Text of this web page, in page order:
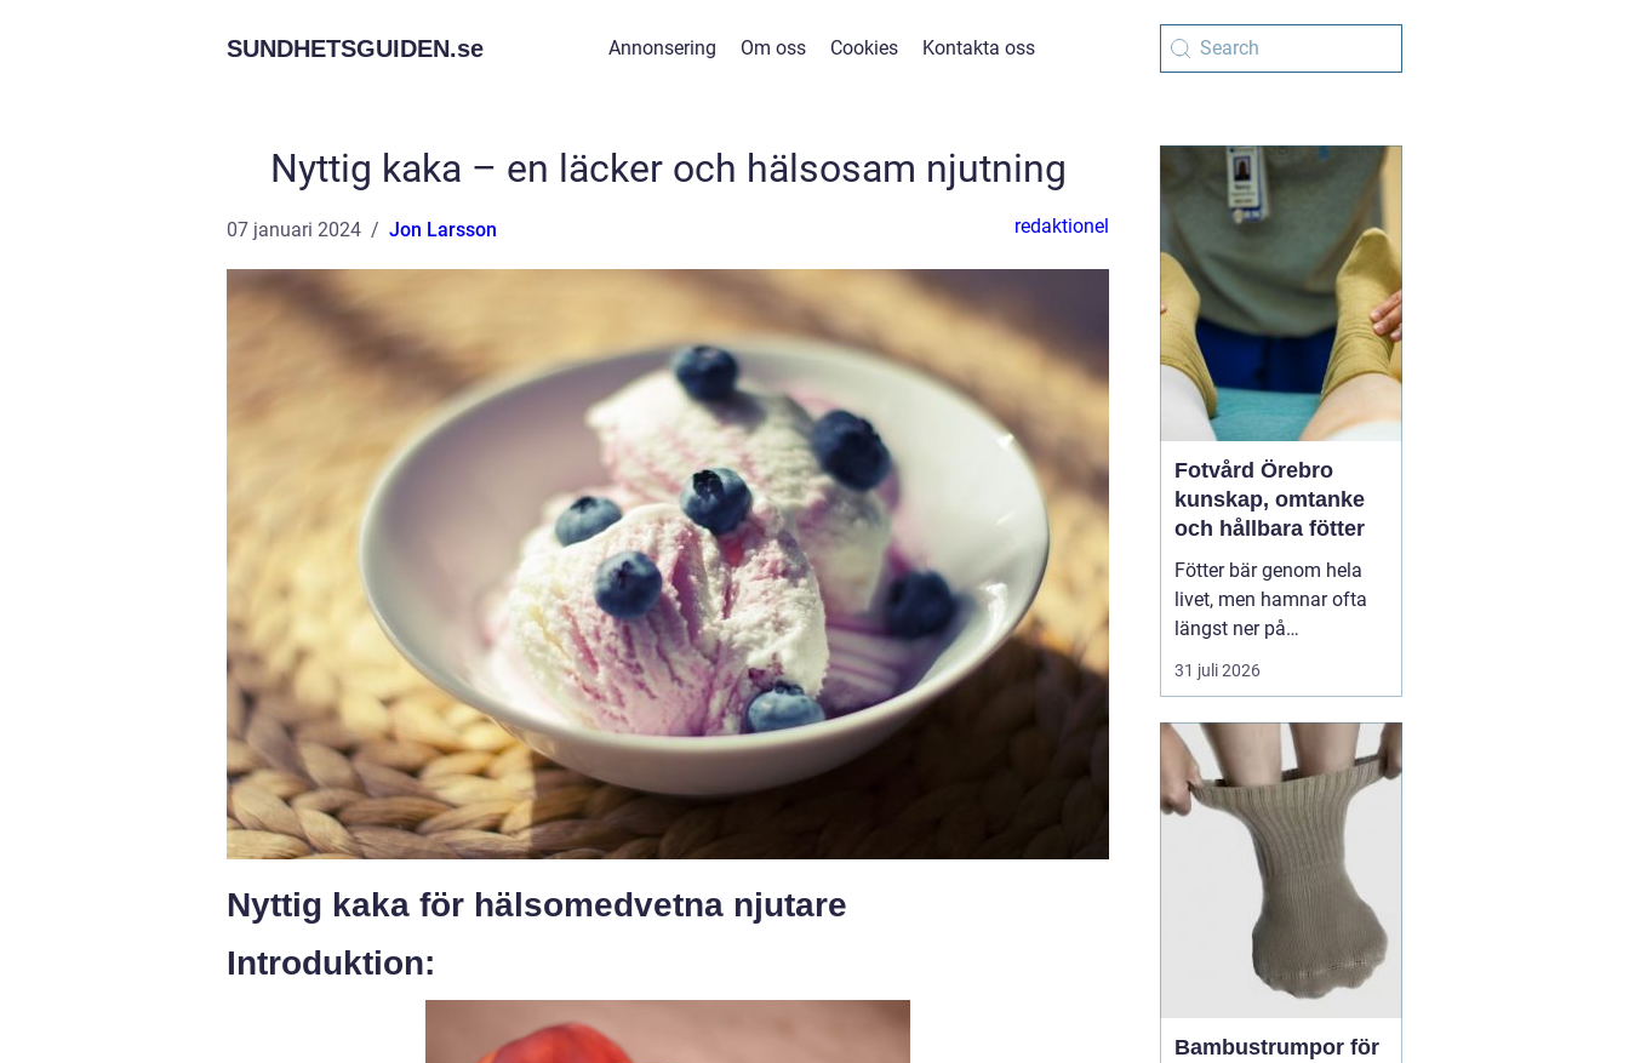
SUNDHETSGUIDEN.se Annonsering Om oss Cookies Kontakta oss
Nyttig kaka – en läcker och hälsosam njutning
07 januari 2024 Jon Larsson redaktionel
Nyttig kaka för hälsomedvetna njutare
Introduktion:
Fotvård Örebro
kunskap, omtanke
och hållbara fötter
Fötter bär genom hela
livet, men hamnar ofta
längst ner på
prioriteringslistan.
Många söker hjälp först
påverkar vardagen.
Samtidigt visar
erfarenhet från
fotvårdskliniker i och
omkring Örebro att
regelbunden fotvård kan
förebygga e...
31 juli 2026
Bambustrumpor för